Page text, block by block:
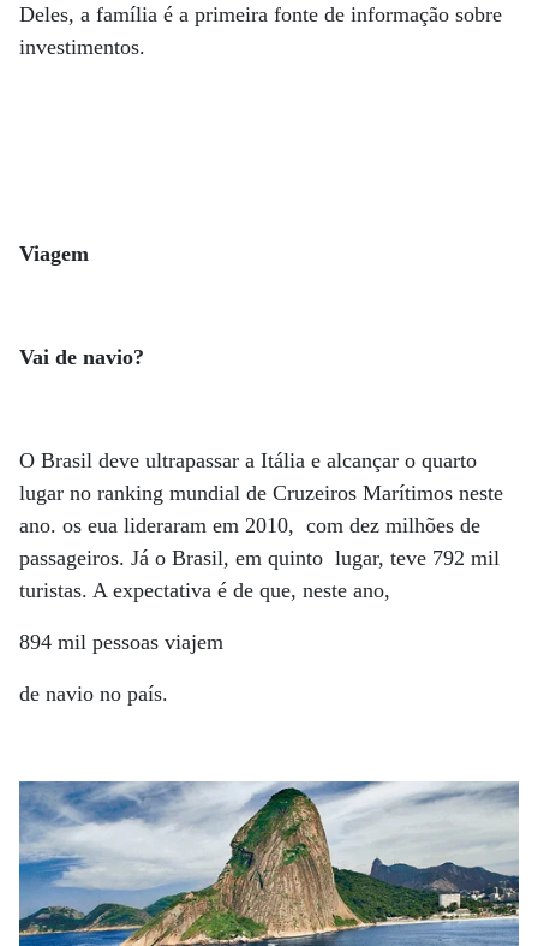
Deles, a família é a primeira fonte de informação sobre
investimentos.
Viagem
Vai de navio?
O Brasil deve ultrapassar a Itália e alcançar o quarto
lugar no ranking mundial de Cruzeiros Marítimos neste
ano. os eua lideraram em 2010, com dez milhões de
passageiros. Já o Brasil, em quinto lugar, teve 792 mil
turistas. A expectativa é de que, neste ano,
894 mil pessoas viajem
de navio no país.